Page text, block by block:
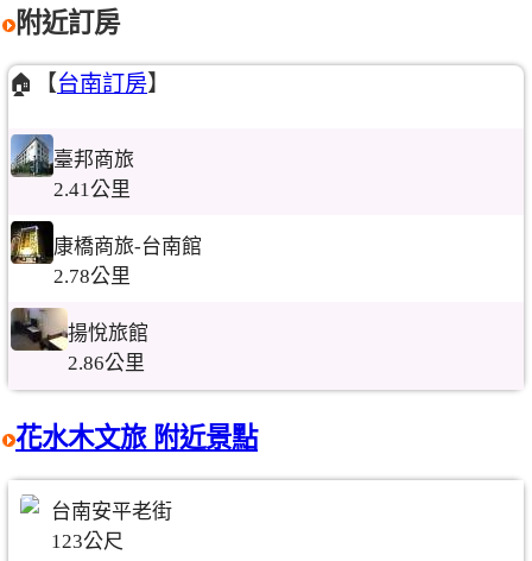
附近訂房
🏠【台南訂房】
臺邦商旅
2.41公里
康橋商旅-台南館
2.78公里
揚悅旅館
2.86公里
花水木文旅 附近景點
台南安平老街
123公尺